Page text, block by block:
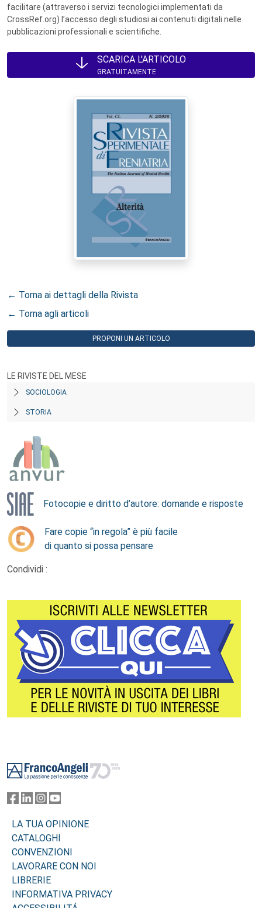
facilitare (attraverso i servizi tecnologici implementati da
CrossRef.org) l’accesso degli studiosi ai contenuti digitali nelle
pubblicazioni professionali e scientifiche.
SCARICA L'ARTICOLO
GRATUITAMENTE
← Torna ai dettagli della Rivista
← Torna agli articoli
PROPONI UN ARTICOLO
LE RIVISTE DEL MESE
SOCIOLOGIA
STORIA
Fotocopie e diritto d’autore: domande e risposte
Fare copie “in regola” è più facile
di quanto si possa pensare
Condividi :
LA TUA OPINIONE
CATALOGHI
CONVENZIONI
LAVORARE CON NOI
LIBRERIE
INFORMATIVA PRIVACY